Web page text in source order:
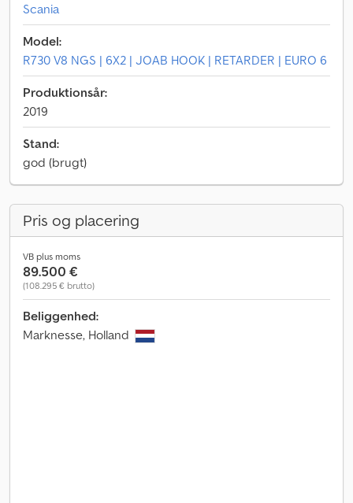
Scania
Model:
R730 V8 NGS | 6X2 | JOAB HOOK | RETARDER | EURO 6
Produktionsår:
2019
Stand:
god (brugt)
Pris og placering
VB plus moms
89.500 €
(108.295 € brutto)
Beliggenhed:
Marknesse, Holland